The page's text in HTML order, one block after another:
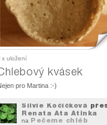
x uložení
kvásek
pro Martina :-)
Silvie Kočičková
Renata Ata Atinka
na Pečeme chléb